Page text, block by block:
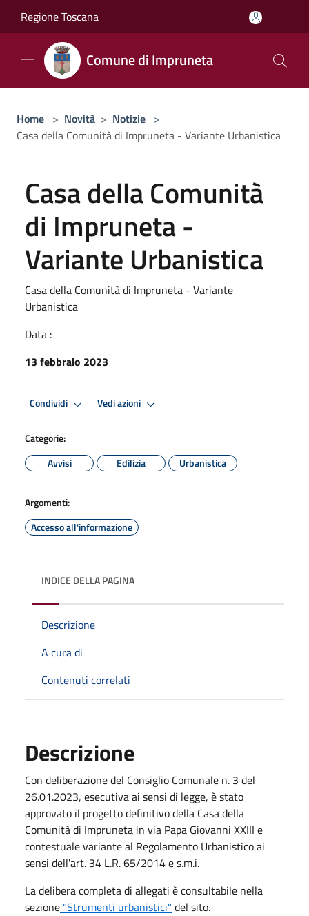
Regione Toscana
Comune di Impruneta
Home > Novità > Notizie >
Casa della Comunità di Impruneta - Variante Urbanistica
Casa della Comunità
di Impruneta -
Variante Urbanistica
Casa della Comunità di Impruneta - Variante
Urbanistica
Data :
13 febbraio 2023
Condividi Vedi azioni
Categorie:
Avvisi
Edilizia Urbanistica
Argomenti:
Accesso all'informazione
INDICE DELLA PAGINA
Descrizione
A cura di
Contenuti correlati
Descrizione
Con deliberazione del Consiglio Comunale n. 3 del
26.01.2023, esecutiva ai sensi di legge, è stato
approvato il progetto definitivo della Casa della
Comunità di Impruneta in via Papa Giovanni XXIII e
contestuale variante al Regolamento Urbanistico ai
sensi dell'art. 34 L.R. 65/2014 e s.m.i.
La delibera completa di allegati è consultabile nella
sezione "Strumenti urbanistici" del sito.